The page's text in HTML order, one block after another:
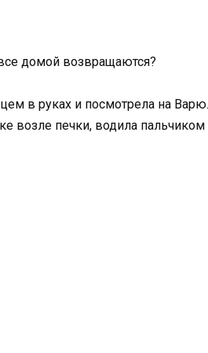
домой возвращаются?
в руках и посмотрела на
возле печки, водила